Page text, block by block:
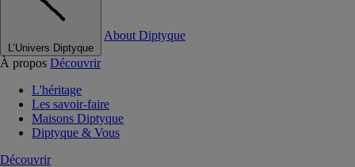
L’Univers Diptyque
About Diptyque
À propos Découvrir
L'héritage
Les savoir-faire
Maisons Diptyque
Diptyque & Vous
Découvrir